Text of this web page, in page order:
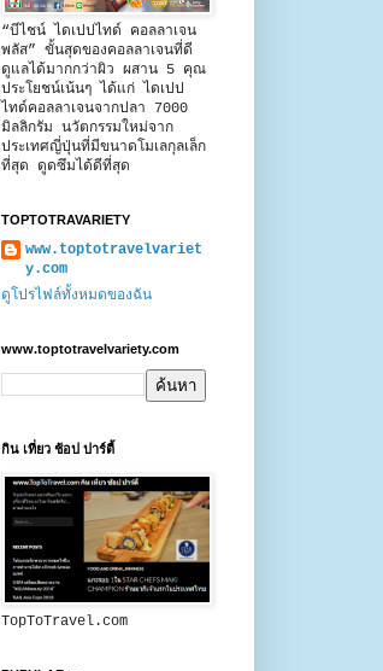
“บีไชน์ ไดเปปไทด์ คอลลาเจน
พลัส” ขั้นสุดของคอลลาเจนที่ดี
ดูแลได้มากกว่าผิว ผสาน 5 คุณ
ประโยชน์เน้นๆ ได้แก่ ไดเปป
ไทด์คอลลาเจนจากปลา 7000
มิลลิกรัม นวัตกรรมใหม่จาก
ประเทศญี่ปุ่นที่มีขนาดโมเลกุลเล็ก
ที่สุด ดูดซึมได้ดีที่สุด
TOPTOTRAVARIETY
www.toptotravelvariet
y.com
ดูโปรไฟล์ทั้งหมดของฉัน
www.toptotravelvariety.com
กิน เที่ยว ช้อป ปาร์ตี้
TopToTravel.com